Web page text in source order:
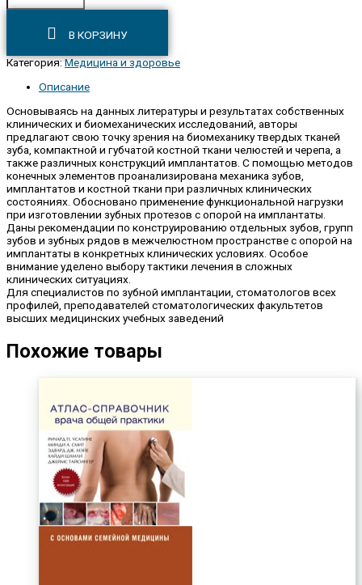
В КОРЗИНУ
Категория:Медицина и здоровье
Описание
Основываясь на данных литературы и результатах собственных
клинических и биомеханических исследований, авторы
предлагают свою точку зрения на биомеханику твердых тканей
зуба, компактной и губчатой костной ткани челюстей и черепа, а
также различных конструкций имплантатов. С помощью методов
конечных элементов проанализирована механика зубов,
имплантатов и костной ткани при различных клинических
состояниях. Обосновано применение функциональной нагрузки
при изготовлении зубных протезов с опорой на имплантаты.
Даны рекомендации по конструированию отдельных зубов, групп
зубов и зубных рядов в межчелюстном пространстве с опорой на
имплантаты в конкретных клинических условиях. Особое
внимание уделено выбору тактики лечения в сложных
клинических ситуациях.
Для специалистов по зубной имплантации, стоматологов всех
профилей, преподавателей стоматологических факультетов
высших медицинских учебных заведений
Похожие товары